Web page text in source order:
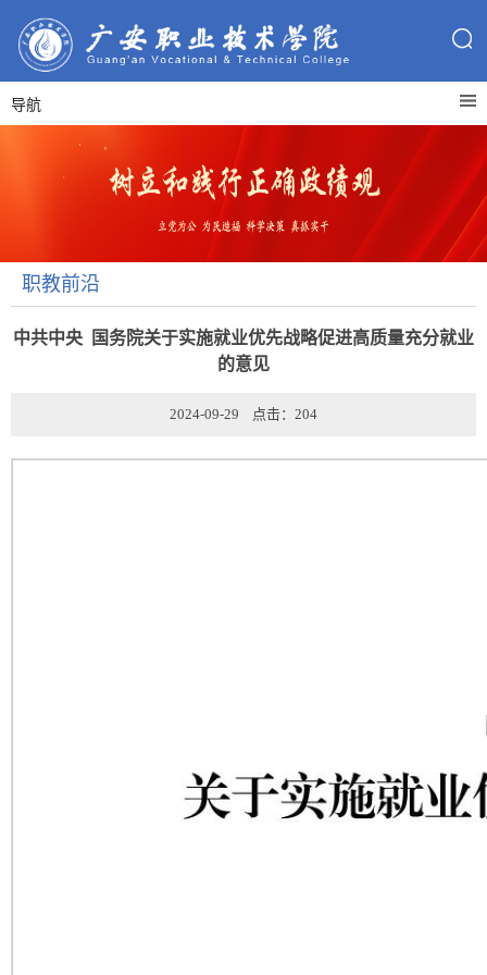
导航
职教前沿
中共中央 国务院关于实施就业优先战略促进高质量充分就业
的意见
2024-09-29 点击： 204